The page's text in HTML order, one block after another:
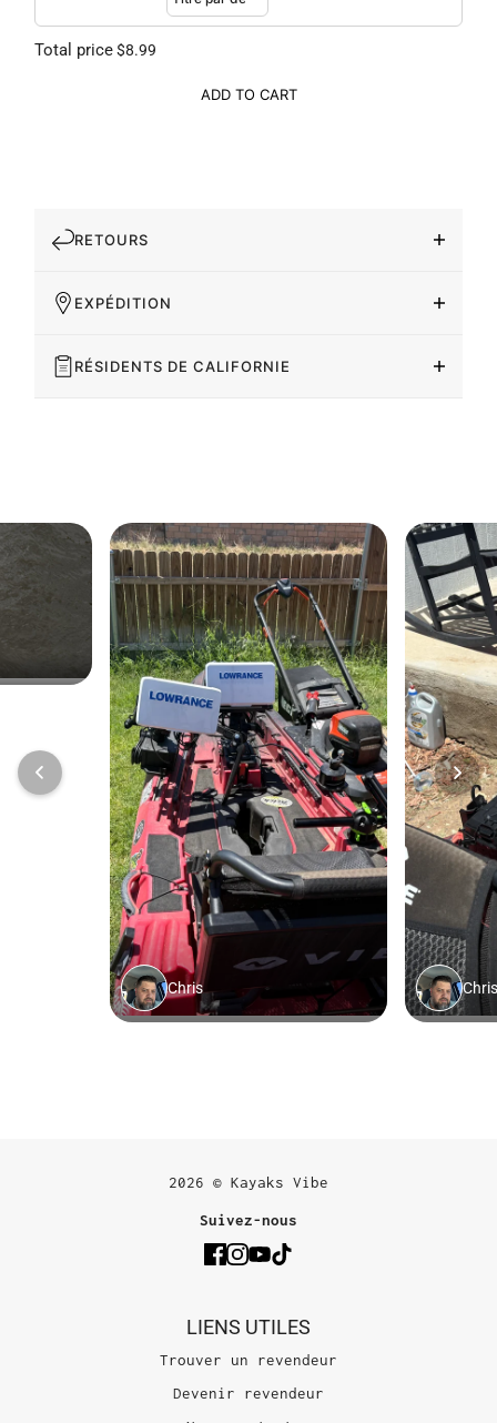
Total price$8.99
ADD TO CART
RETOURS
EXPÉDITION
RÉSIDENTS DE CALIFORNIE
2026 © Kayaks Vibe
Suivez-nous
LIENS UTILES
Trouver un revendeur
Devenir revendeur